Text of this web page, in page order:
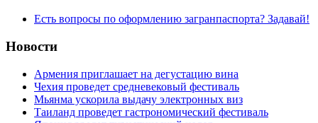
Есть вопросы по оформлению загранпаспорта? Задавай!
Новости
Армения приглашает на дегустацию вина
Чехия проведет средневековый фестиваль
Мьянма ускорила выдачу электронных виз
Таиланд проведет гастрономический фестиваль